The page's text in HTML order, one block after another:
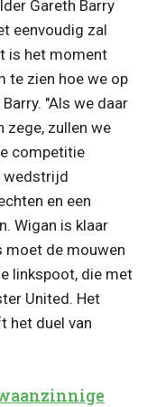
Gareth Barry
eenvoudig zal
is het moment
te zien hoe we op
"Als we daar
zege, zullen we
competitie
wedstrijd
en een
Wigan is klaar
moet de mouwen
linkspoot, die met
United. Het
het duel van